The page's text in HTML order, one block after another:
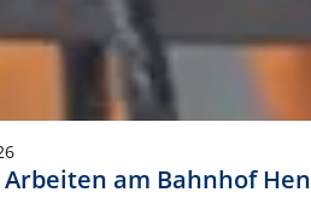
im Layout:
beträgt 4 – 10 % der
definierte Anwendungsgrößen
Arbeiten am Bahnhof